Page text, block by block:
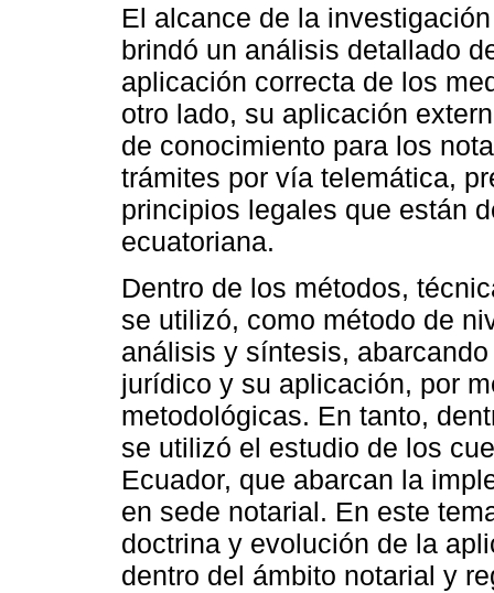
El alcance de la
brindó un análisis detallado
aplicación correcta de los
otro lado, su aplicación
de conocimiento para los
trámites por vía telemática,
principios legales que están
ecuatoriana.
Dentro de los métodos,
se utilizó, como método de
análisis y síntesis,
jurídico y su aplicación, por
metodológicas. En tanto,
se utilizó el estudio de los
Ecuador, que abarcan la
en sede notarial. En este
doctrina y evolución de la
dentro del ámbito notarial y